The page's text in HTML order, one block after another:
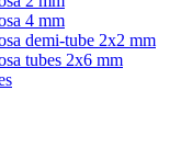
4 mm
demi-tube 2x2 mm
tubes 2x6 mm